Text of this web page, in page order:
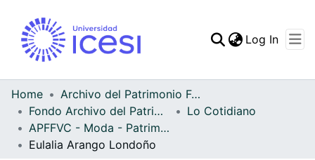
Statistics
Log In
Home
Archivo del Patrimonio Fotográfico y Fílmico del Valle del Cauca
Fondo Archivo del Patrimonio Fotográfico y Fílmico del Valle del Cauca
Lo Cotidiano
APFFVC - Moda - Patrimonial
Eulalia Arango Londoño